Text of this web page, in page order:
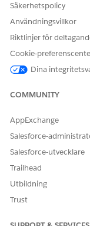
Kör denna åtgärd
LÖSTE
Säkerhetspolicy
Användningsvillkor
Riktlinjer för
Cookie-
Dina
COMMUNITY
AppExchange
Salesforce-
Salesforce-utvecklare
Trailhead
Utbildning
Trust